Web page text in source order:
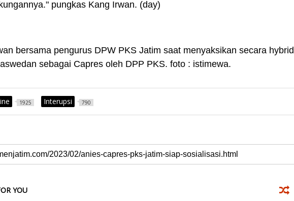
pungkas Kang Irwan. (day)
bersama pengurus DPW PKS Jatim saat menyaksikan secara hybrid
sebagai Capres oleh DPP PKS. foto : istimewa.
1925 Interupsi 790
YOU